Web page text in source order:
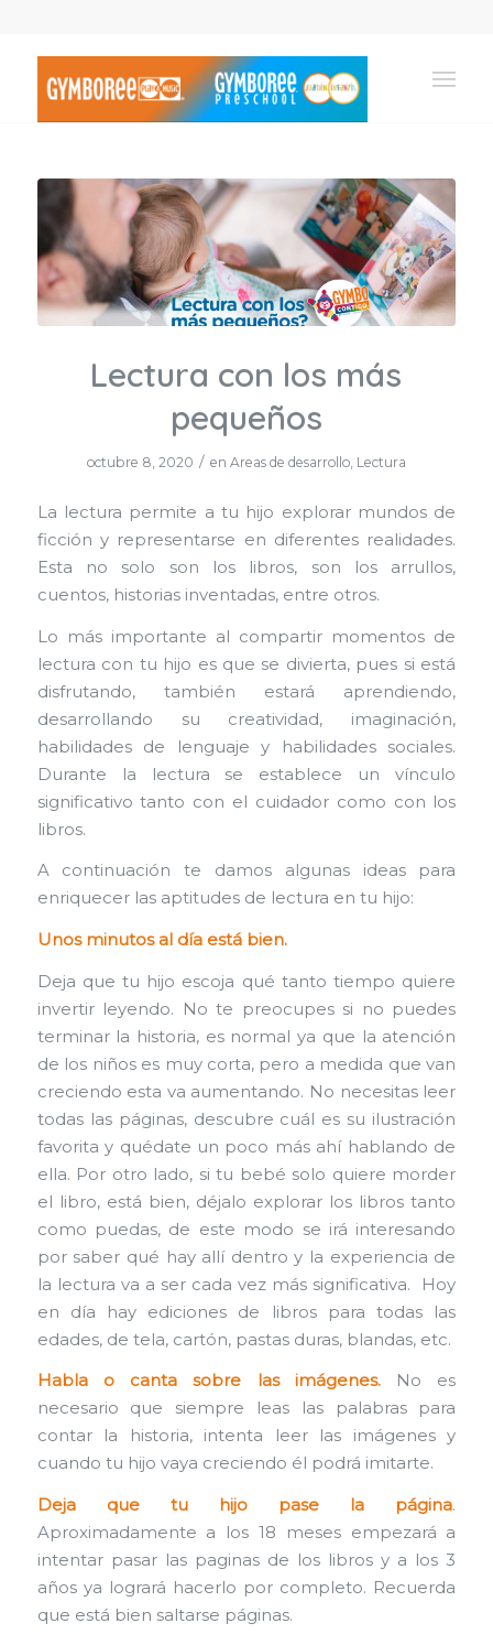
Lectura con los más
pequeños
octubre 8, 2020 / en Areas de desarrollo, Lectura
La lectura permite a tu hijo explorar mundos de
ficción y representarse en diferentes realidades.
Esta no solo son los libros, son los arrullos,
cuentos, historias inventadas, entre otros.
Lo más importante al compartir momentos de
lectura con tu hijo es que se divierta, pues si está
disfrutando, también estará aprendiendo,
desarrollando su creatividad, imaginación,
habilidades de lenguaje y habilidades sociales.
Durante la lectura se establece un vínculo
significativo tanto con el cuidador como con los
libros.
A continuación te damos algunas ideas para
enriquecer las aptitudes de lectura en tu hijo:
Unos minutos al día está bien.
Deja que tu hijo escoja qué tanto tiempo quiere
invertir leyendo. No te preocupes si no puedes
terminar la historia, es normal ya que la atención
de los niños es muy corta, pero a medida que van
creciendo esta va aumentando. No necesitas leer
todas las páginas, descubre cuál es su ilustración
favorita y quédate un poco más ahí hablando de
ella. Por otro lado, si tu bebé solo quiere morder
el libro, está bien, déjalo explorar los libros tanto
como puedas, de este modo se irá interesando
por saber qué hay allí dentro y la experiencia de
la lectura va a ser cada vez más significativa. Hoy
en día hay ediciones de libros para todas las
edades, de tela, cartón, pastas duras, blandas, etc.
Habla o canta sobre las imágenes.No es
necesario que siempre leas las palabras para
contar la historia, intenta leer las imágenes y
cuando tu hijo vaya creciendo él podrá imitarte.
Deja que tu hijo pase la página.
Aproximadamente a los 18 meses empezará a
intentar pasar las paginas de los libros y a los 3
años ya logrará hacerlo por completo. Recuerda
que está bien saltarse páginas.